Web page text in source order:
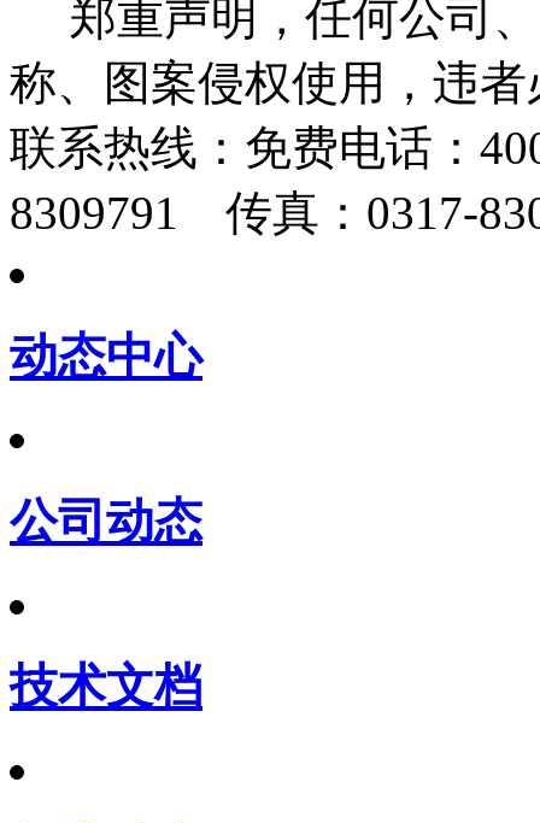
郑重声明，任何公司
称、图案侵权使用，违
联系热线： 免费电话：
8309791 传真：0317-
动态中心
公司动态
技术文档